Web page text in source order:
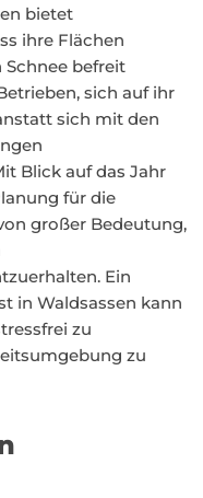
bietet
ihre Flächen
befreit
sich auf ihr
sich mit den
Blick auf das Jahr
für die
großer Bedeutung,
Ein
in Waldsassen kann
zu
zu